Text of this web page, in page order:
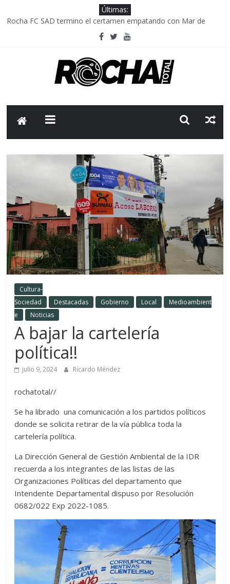
Últimas:
Rocha FC SAD termino el certamen empatando con Mar de
Delegación parlamentaria uruguaya llega a Israel; el Frente
Caso Charles Carrera: la causa que sobrevivió al paso del tiempo
Criminalidad en Uruguay: menos delitos,los homicidios son lo
Cultura-
Sociedad
Destacadas Gobierno Local
Medioambient
e
Noticias
A bajar la cartelería
política!!
julio 9, 2024 Ricardo Méndez
rochatotal//
Se ha librado una comunicación a los partidos políticos
donde se solicita retirar de la vía pública toda la
cartelería política.
La Dirección General de Gestión Ambiental de la IDR
recuerda a los integrantes de las listas de las
Organizaciones Políticas del departamento que
Intendente Departamental dispuso por Resolución
0682/022 Exp 2022-1085.